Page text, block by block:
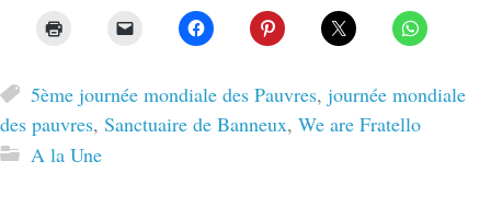
5ème journée mondiale des Pauvres, journée mondiale
des pauvres, Sanctuaire de Banneux, We are Fratello
A la Une